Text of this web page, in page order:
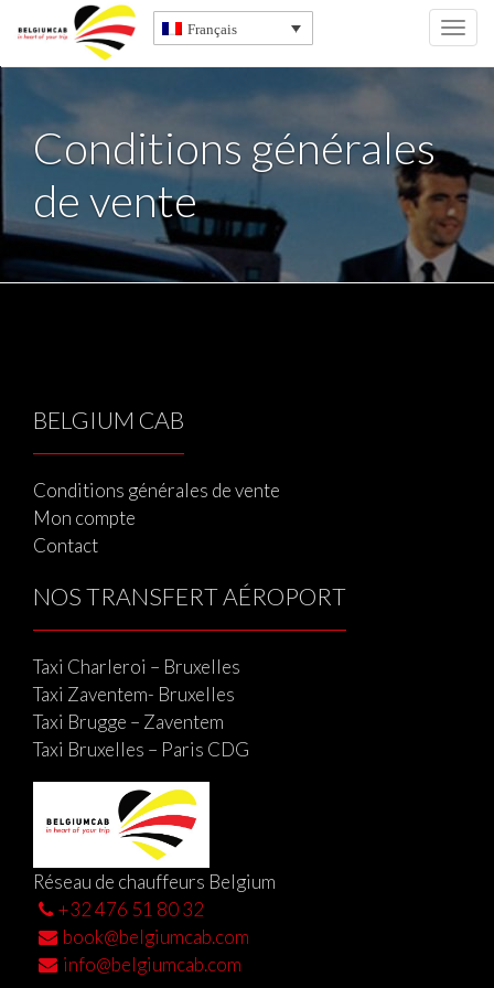
Français
Conditions générales
de vente
BELGIUM CAB
Conditions générales de vente
Mon compte
Contact
NOS TRANSFERT AÉROPORT
Taxi Charleroi – Bruxelles
Taxi Zaventem- Bruxelles
Taxi Brugge – Zaventem
Taxi Bruxelles – Paris CDG
Réseau de chauffeurs Belgium
+32 476 51 80 32
book@belgiumcab.com
info@belgiumcab.com